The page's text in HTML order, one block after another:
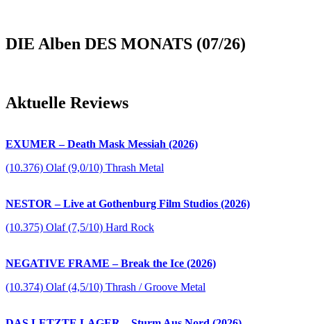
DIE Alben DES MONATS (07/26)
Aktuelle Reviews
EXUMER – Death Mask Messiah (2026)
(10.376) Olaf (9,0/10) Thrash Metal
NESTOR – Live at Gothenburg Film Studios (2026)
(10.375) Olaf (7,5/10) Hard Rock
NEGATIVE FRAME – Break the Ice (2026)
(10.374) Olaf (4,5/10) Thrash / Groove Metal